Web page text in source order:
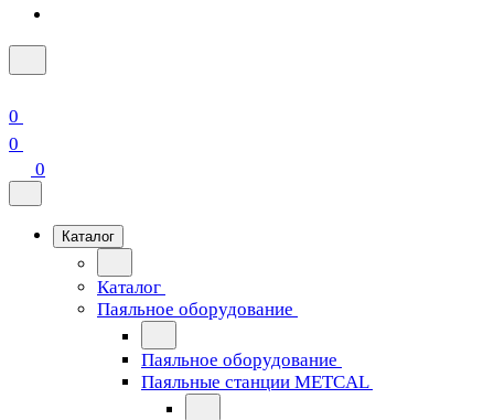
0
0
0
Каталог
Каталог
Паяльное оборудование
Паяльное оборудование
Паяльные станции METCAL